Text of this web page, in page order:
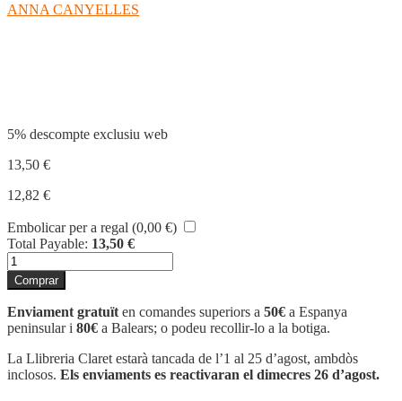
ANNA CANYELLES
5% descompte exclusiu web
13,50 €
12,82 €
Embolicar per a regal (0,00 €)
Total Payable: 13,50 €
quantitat
de
LA
FESTA
MAJOR
Comprar
Enviament gratuït en comandes superiors a 50€ a Espanya
peninsular i 80€ a Balears; o podeu recollir-lo a la botiga.
La Llibreria Claret estarà tancada de l’1 al 25 d’agost, ambdòs
inclosos. Els enviaments es reactivaran el dimecres 26 d’agost.